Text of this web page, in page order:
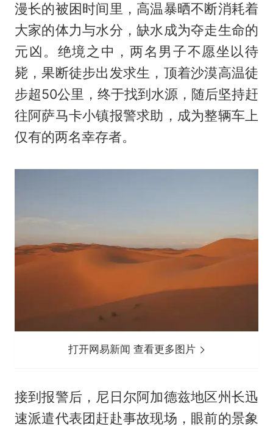
漫长的被困时间里，高温暴晒不断消耗着
大家的体力与水分，缺水成为夺走生命的
元凶。绝境之中，两名男子不愿坐以待
毙，果断徒步出发求生，顶着沙漠高温徒
步超50公里，终于找到水源，随后坚持赶
往阿萨马卡小镇报警求助，成为整辆车上
仅有的两名幸存者。
打开网易新闻 查看更多图片
接到报警后，尼日尔阿加德兹地区州长迅
速派遣代表团赶赴事故现场，眼前的景象